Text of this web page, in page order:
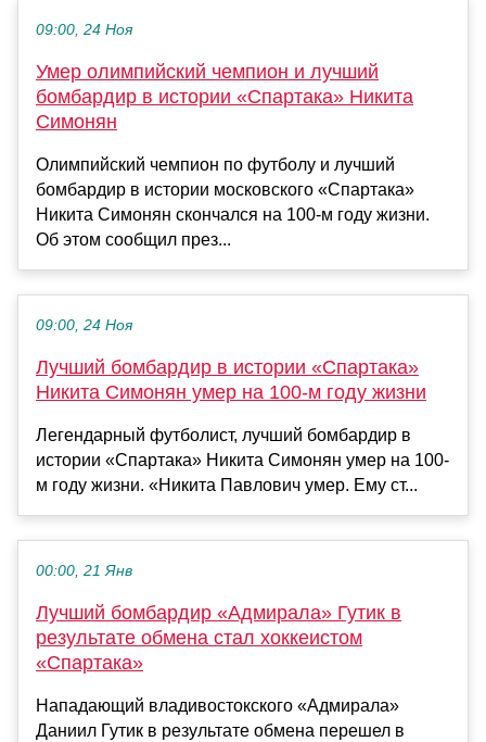
09:00, 24 Ноя
Умер олимпийский чемпион и лучший
бомбардир в истории «Спартака» Никита
Симонян
Олимпийский чемпион по футболу и лучший
бомбардир в истории московского «Спартака»
Никита Симонян скончался на 100‑м году жизни.
Об этом сообщил през...
09:00, 24 Ноя
Лучший бомбардир в истории «Спартака»
Никита Симонян умер на 100-м году жизни
Легендарный футболист, лучший бомбардир в
истории «Спартака» Никита Симонян умер на 100-
м году жизни. «Никита Павлович умер. Ему ст...
00:00, 21 Янв
Лучший бомбардир «Адмирала» Гутик в
результате обмена стал хоккеистом
«Спартака»
Нападающий владивостокского «Адмирала»
Даниил Гутик в результате обмена перешел в